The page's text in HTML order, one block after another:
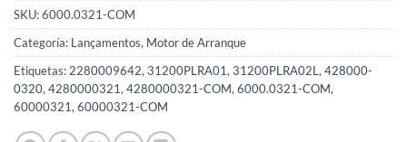
SKU:6000.0321-COM
Categoría: Lançamentos, Motor de Arranque
Etiquetas: 2280009642, 31200PLRA01, 31200PLRA02L , 428000-
0320, 4280000321, 4280000321-COM, 6000.0321-COM,
60000321, 60000321-COM